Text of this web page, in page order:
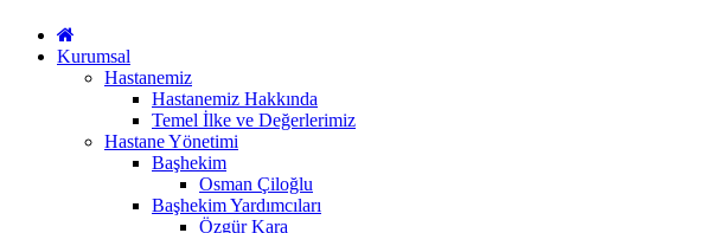
Kurumsal
Hastanemiz
Hastanemiz Hakkında
Temel İlke ve Değerlerimiz
Hastane Yönetimi
Başhekim
Osman Çiloğlu
Başhekim Yardımcıları
Özgür Kara